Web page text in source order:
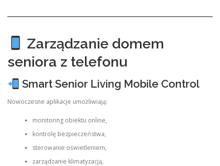
Zarządzanie domem
seniora z telefonu
Smart Senior Living Mobile Control
Nowoczesne aplikacje umożliwiają:
monitoring obiektu online,
kontrolę bezpieczeństwa,
sterowanie oświetleniem,
zarządzanie klimatyzacją,